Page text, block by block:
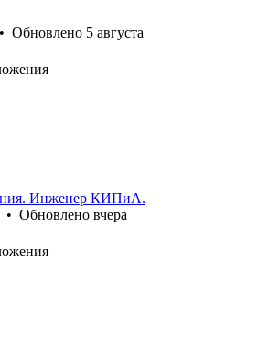
• Обновлено 5 августа
Инженер КИПиА.
• Обновлено вчера